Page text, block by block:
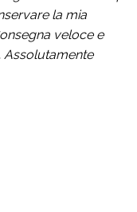
la mia
veloce e
Assolutamente